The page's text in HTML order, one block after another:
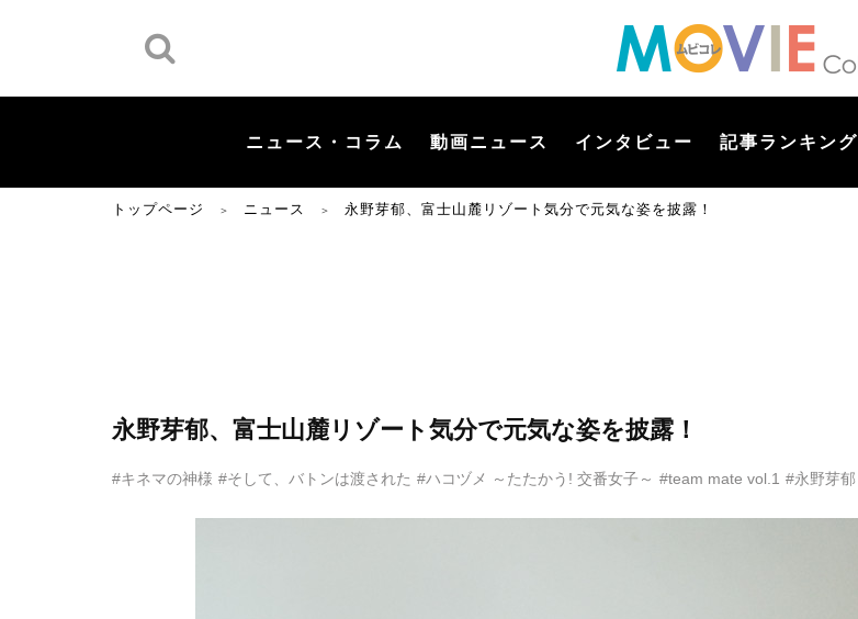
ニュース・コラム 動画ニュース インタビュー 記事ランキング
トップページ ＞ ニュース ＞ 永野芽郁、富士山麓リゾート気分で元気な姿を披露！
永野芽郁、富士山麓リゾート気分で元気な姿を披露！
#キネマの神様 #そして、バトンは渡された #ハコヅメ ～たたかう! 交番女子～ #team mate vol.1 #永野芽郁